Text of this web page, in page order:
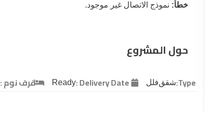
خطأ: نموذج الاتصال غير موجود.
حول المشروع
Type: شققفلل Ready غرف نوم :